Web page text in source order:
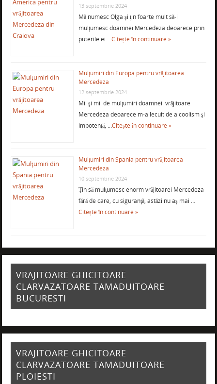
13 septembrie 2024
Mă numesc Olga şi ţin foarte mult să-i
mulţumesc doamnei Mercedeza deoarece prin
puterile ei …Citește în continuare »
Mulţumiri din Europa pentru vrăjitoarea
Mercedeza
12 septembrie 2024
Mii şi mii de mulţumiri doamnei vrăjitoare
Mercedeza deoarece m-a lecuit de alcoolism şi
impotenţă, …Citește în continuare »
Mulţumiri din Spania pentru vrăjitoarea
Mercedeza
10 septembrie 2024
Ţin să mulţumesc enorm vrăjitoarei Mercedeza
fără de care, cu siguranţă, astăzi nu aş mai …
Citește în continuare »
VRAJITOARE GHICITOARE
CLARVAZATOARE TAMADUITOARE
BUCURESTI
VRAJITOARE GHICITOARE
CLARVAZATOARE TAMADUITOARE
PLOIESTI